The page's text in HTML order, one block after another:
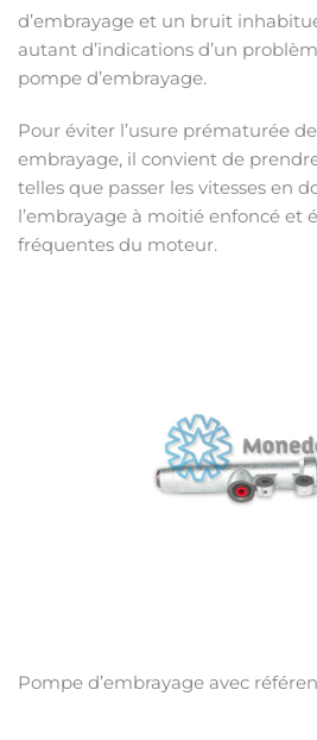
d’embrayage et un bruit
autant d’indications d’un
pompe d’embrayage.
Pour éviter l’usure prématurée
embrayage, il convient de
telles que passer les vitesses en
l’embrayage à moitié enfoncé et
fréquentes du moteur.
Pompe d’embrayage avec